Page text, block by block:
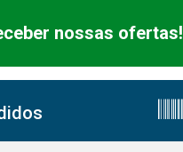
nossas ofertas!